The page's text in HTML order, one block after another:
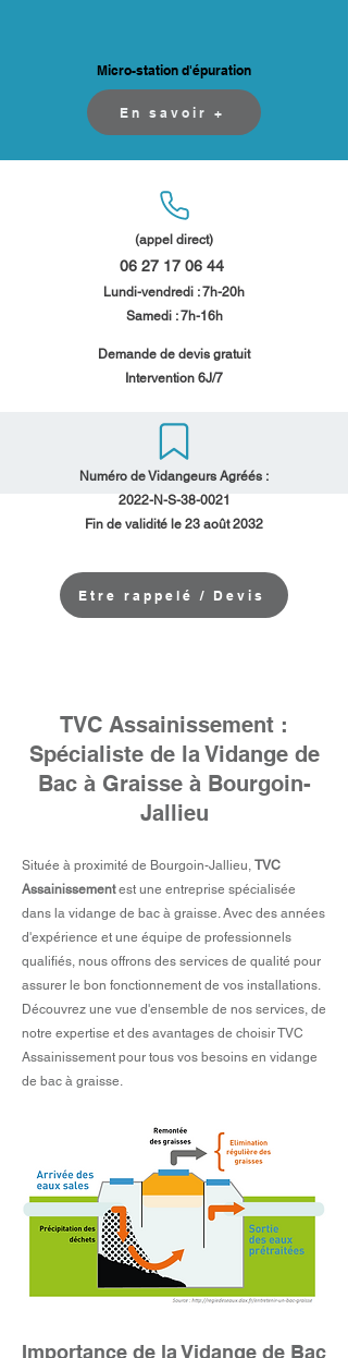
Micro-station d'épuration
En savoir +
(appel direct)
06 27 17 06 44
Lundi-vendredi : 7h-20h
Samedi : 7h-16h​​
​Demande de devis gratuit
Intervention 6J/7
Numéro de Vidangeurs Agréés :
2022-N-S-38-0021
Fin de validité le 23 août 2032
Etre rappelé / Devis
TVC Assainissement :
Spécialiste de la Vidange de
Bac à Graisse à Bourgoin-
Jallieu
Située à proximité de Bourgoin-Jallieu, TVC
Assainissementest une entreprise spécialisée
dans la vidange de bac à graisse. Avec des années
d'expérience et une équipe de professionnels
qualifiés, nous offrons des services de qualité pour
assurer le bon fonctionnement de vos installations.
Découvrez une vue d'ensemble de nos services, de
notre expertise et des avantages de choisir TVC
Assainissement pour tous vos besoins en vidange
de bac à graisse.
Importance de la Vidange de Bac